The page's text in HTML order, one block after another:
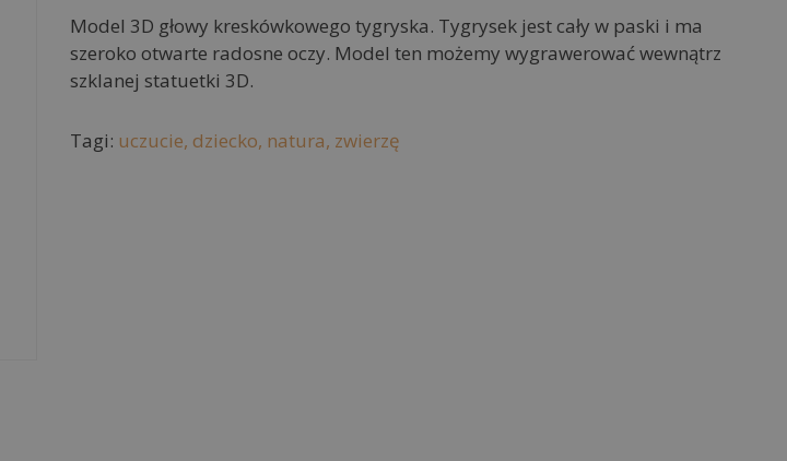
a
t
i
Model 3D głowy kreskówkowego tygryska. Tygrysek jest cały w paski i ma
szeroko otwarte radosne oczy. Model ten możemy wygrawerować wewnątrz
szklanej statuetki 3D.
Tagi: uczucie, dziecko, natura, zwierzę